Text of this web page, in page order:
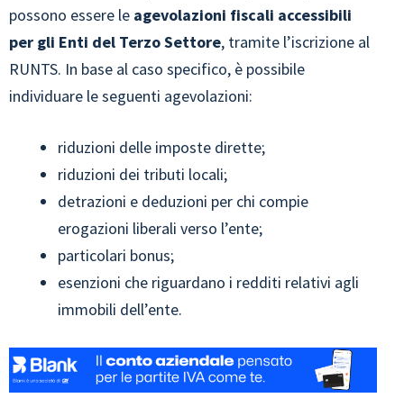
possono essere le agevolazioni fiscali accessibili
per gli Enti del Terzo Settore, tramite l’iscrizione al
RUNTS. In base al caso specifico, è possibile
individuare le seguenti agevolazioni:
riduzioni delle imposte dirette;
riduzioni dei tributi locali;
detrazioni e deduzioni per chi compie
erogazioni liberali verso l’ente;
particolari bonus;
esenzioni che riguardano i redditi relativi agli
immobili dell’ente.